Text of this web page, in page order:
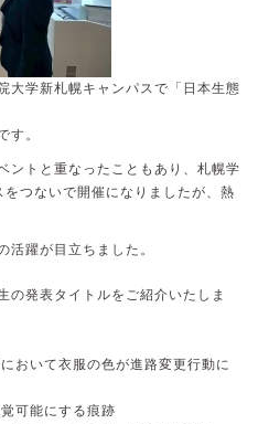
学新札幌キャンパスで「日本生態
す。
ントと重なったこともあり、札幌学
つないで開催になりましたが、熱
活躍が目立ちました。
の発表タイトルをご紹介いたしま
いて衣服の色が進路変更行動に
可能にする痕跡